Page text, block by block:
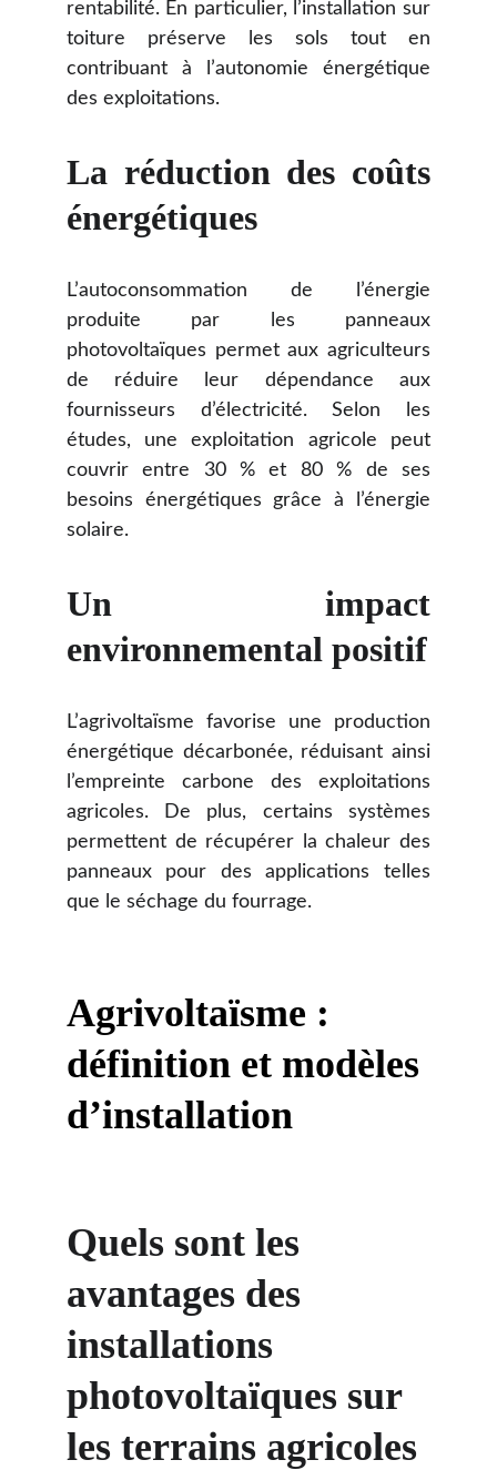
Agrivoltaïsme :
définition et modèles
d’installation
Quels sont les
avantages des
installations
photovoltaïques sur
les terrains agricoles
rentabilité. En particulier, l’installation sur
toiture préserve les sols tout en
contribuant à l’autonomie énergétique
des exploitations.
La réduction des coûts
énergétiques
L’autoconsommation de l’énergie
produite par les panneaux
photovoltaïques permet aux agriculteurs
de réduire leur dépendance aux
fournisseurs d’électricité. Selon les
études, une exploitation agricole peut
couvrir entre 30 % et 80 % de ses
besoins énergétiques grâce à l’énergie
solaire.
Un impact
environnemental positif
L’agrivoltaïsme favorise une production
énergétique décarbonée, réduisant ainsi
l’empreinte carbone des exploitations
agricoles. De plus, certains systèmes
permettent de récupérer la chaleur des
panneaux pour des applications telles
que le séchage du fourrage.